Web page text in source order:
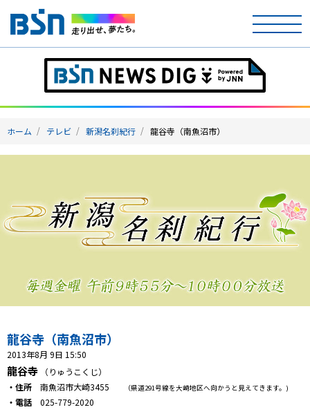
ホーム
テレビ
ラジオ
イベント
ニュース
天気
プレゼント
コンテンツ・アプリ
キッズ
Well-being
ホーム テレビ 新潟名刹紀行 龍谷寺（南魚沼市）
龍谷寺（南魚沼市）
2013年8月 9日 15:50
龍谷寺
（りゅうこくじ）
・住所 南魚沼市大崎3455 （県道291号線を大崎地区へ向かうと見えてきます。)
・電話 025-779-2020